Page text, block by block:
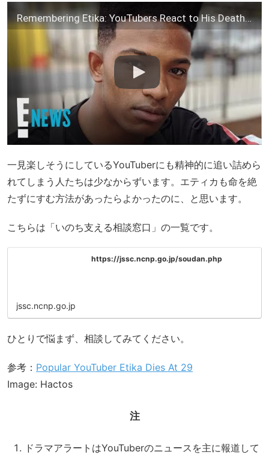
Remembering Etika: YouTubers React to His Death | E! News
一見楽しそうにしているYouTuberにも精神的に追い詰めら
れてしまう人たちは少なからずいます。エティカも命を絶
たずにすむ方法があったらよかったのに、と思います。
こちらは「いのち支える相談窓口」の一覧です。
https://jssc.ncnp.go.jp/soudan.php
jssc.ncnp.go.jp
ひとりで悩まず、相談してみてください。
参考： Popular YouTuber Etika Dies At 29
Image: Hactos
注
ドラマアラートはYouTuberのニュースを主に報道して